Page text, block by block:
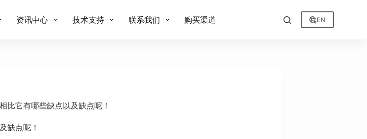
资讯中心 技术支持 联系我们 购买渠道 EN
比它有哪些缺点以及缺点呢！
缺点呢！